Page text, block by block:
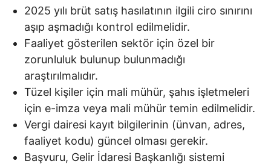
2025 yılı brüt satış hasılatının ilgili ciro sınırını
aşıp aşmadığı kontrol edilmelidir.
Faaliyet gösterilen sektör için özel bir
zorunluluk bulunup bulunmadığı
araştırılmalıdır.
Tüzel kişiler için mali mühür, şahıs işletmeleri
için e-imza veya mali mühür temin edilmelidir.
Vergi dairesi kayıt bilgilerinin (ünvan, adres,
faaliyet kodu) güncel olması gerekir.
Başvuru, Gelir İdaresi Başkanlığı sistemi